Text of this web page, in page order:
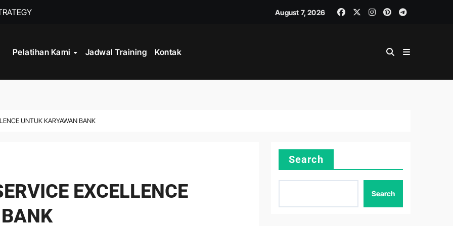
August 7, 2026
Pelatihan Kami Jadwal Training Kontak
UNTUK KARYAWAN BANK
EXCELLENCE
Search
Search